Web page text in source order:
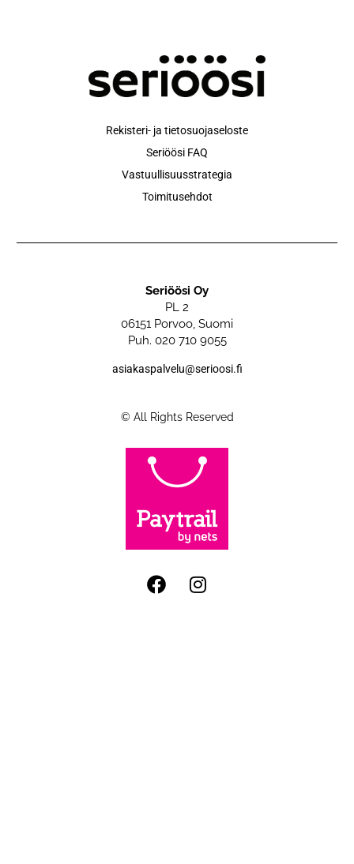
Rekisteri- ja tietosuojaseloste
Seriöösi FAQ
Vastuullisuusstrategia
Toimitusehdot
Seriöösi Oy
PL 2
06151 Porvoo, Suomi
Puh. 020 710 9055
asiakaspalvelu@serioosi.fi
© All Rights Reserved